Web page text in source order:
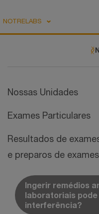
NOTRELABS
Nossas Unidades
Exames Particulares
Resultados de
e preparos de exames
Ingerir remédios
laboratoriais pode
interferência?